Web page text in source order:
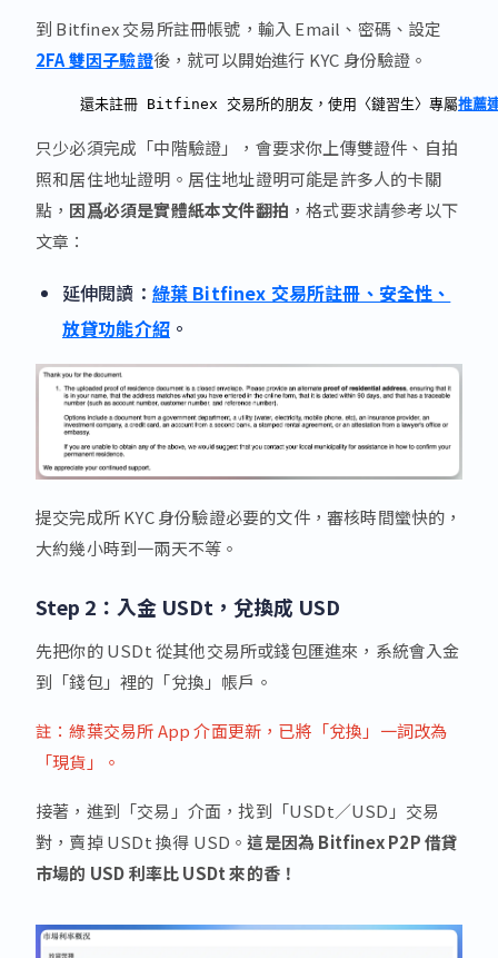
到 Bitfinex 交易所註冊帳號，輸入 Email、密碼、設定
2FA 雙因子驗證後，就可以開始進行 KYC 身份驗證。
還未註冊 Bitfinex 交易所的朋友，使用〈鏈習生〉專屬推薦
只少必須完成「中階驗證」，會要求你上傳雙證件、自拍
照和居住地址證明。居住地址證明可能是許多人的卡關
點， 因爲必須是實體紙本文件翻拍 ，格式要求請參考以下
文章：
延伸閱讀： 綠葉 Bitfinex 交易所註冊、安全性、
放貸功能介紹。
提交完成所 KYC 身份驗證必要的文件，審核時間蠻快的，
大約幾小時到一兩天不等。
Step 2：入金 USDt，兌換成 USD
先把你的 USDt 從其他交易所或錢包匯進來，系統會入金
到「錢包」裡的「兌換」帳戶。
註：綠葉交易所 App 介面更新，已將「兌換」一詞改為
「現貨」。
接著，進到「交易」介面，找到「USDt／USD」交易
對，賣掉 USDt 換得 USD。這是因為 Bitfinex P2P 借貸
市場的 USD 利率比 USDt 來的香！